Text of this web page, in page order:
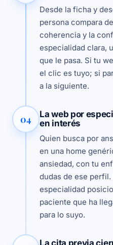
Desde la ficha y
persona compara
coherencia y la
especialidad clara,
que le pasa. Si tu
el clic es tuyo; si
a la siguiente.
04
La web por
en interés
Quien busca por
en una home
ansiedad, con tu
dudas de ese
especialidad
paciente que ha
para lo suyo.
La cita previa